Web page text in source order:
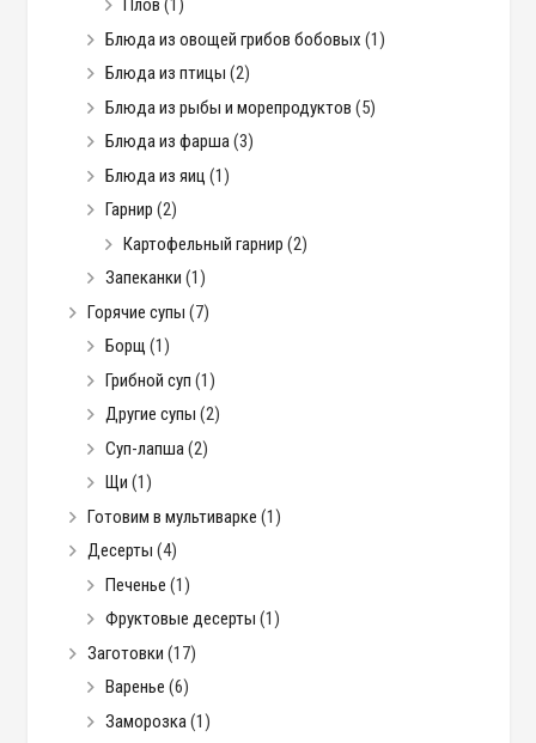
Плов (1)
Блюда из овощей грибов бобовых (1)
Блюда из птицы (2)
Блюда из рыбы и морепродуктов (5)
Блюда из фарша(3)
Блюда из яиц (1)
Гарнир (2)
Картофельный гарнир (2)
Запеканки (1)
Горячие супы (7)
Борщ (1)
Грибной суп (1)
Другие супы (2)
Суп-лапша(2)
Щи (1)
Готовим в мультиварке (1)
Десерты (4)
Печенье (1)
Фруктовые десерты (1)
Заготовки (17)
Варенье (6)
Заморозка(1)